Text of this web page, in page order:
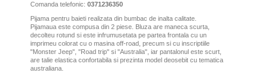
Comanda telefonic: 0371236350
Pijama pentru baieti realizata din bumbac de inalta calitate.
Pijamaua este compusa din 2 piese. Bluza are maneca scurta,
decolteu rotund si este infrumusetata pe partea frontala cu un
imprimeu colorat cu o masina off-road, precum si cu inscriptiile
"Monster Jeep", "Road trip" si "Australia", iar pantalonul este scurt,
are talie elastica confortabila si prezinta model deosebit cu tematica
australiana.